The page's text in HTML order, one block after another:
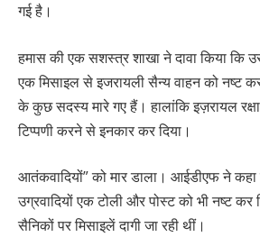
गई है।
हमास की एक सशस्त्र शाखा ने दावा किया कि
एक मिसाइल से इजरायली सैन्य वाहन को नष्ट
के कुछ सदस्य मारे गए हैं। हालांकि इज़रायल रक्षा
टिप्पणी करने से इनकार कर दिया।
आतंकवादियों” को मार डाला। आईडीएफ ने
उग्रवादियों एक टोली और पोस्ट को भी नष्ट
सैनिकों पर मिसाइलें दागी जा रही थीं।